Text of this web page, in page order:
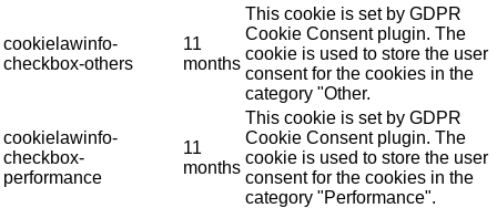
cookielawinfo-
checkbox-others
11
months
This cookie is set by GDPR
Cookie Consent plugin. The
cookie is used to store the user
consent for the cookies in the
category "Other.
cookielawinfo-
checkbox-
performance
11
months
This cookie is set by GDPR
Cookie Consent plugin. The
cookie is used to store the user
consent for the cookies in the
category "Performance".